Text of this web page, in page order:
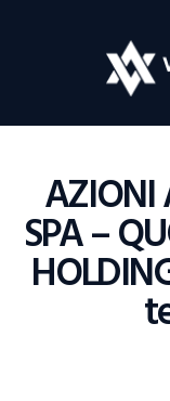
AZIONI
SPA –
Home
Borsa
Guide